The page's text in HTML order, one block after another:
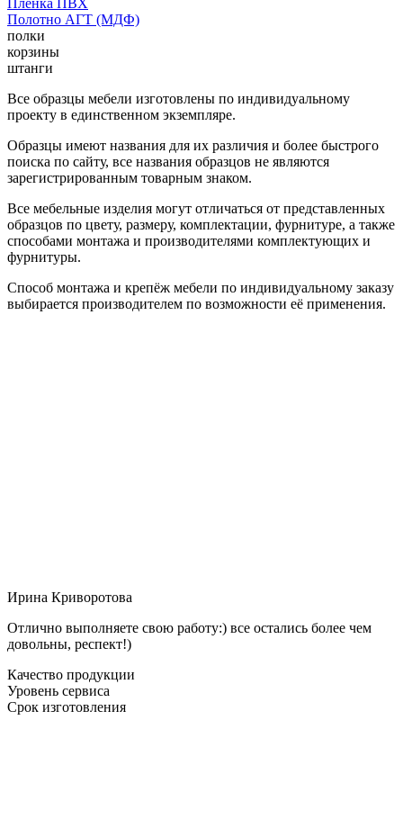
Полотно АГТ (МДФ)
полки
корзины
штанги
Все образцы мебели изготовлены по индивидуальному
проекту в единственном экземпляре.
Образцы имеют названия для их различия и более быстрого
поиска по сайту, все названия образцов не являются
зарегистрированным товарным знаком.
Все мебельные изделия могут отличаться от представленных
образцов по цвету, размеру, комплектации, фурнитуре, а также
способами монтажа и производителями комплектующих и
фурнитуры.
Способ монтажа и крепёж мебели по индивидуальному заказу
выбирается производителем по возможности её применения.
Ирина Криворотова
Отлично выполняете свою работу:) все остались более чем
довольны, респект!)
Качество продукции
Уровень сервиса
Срок изготовления